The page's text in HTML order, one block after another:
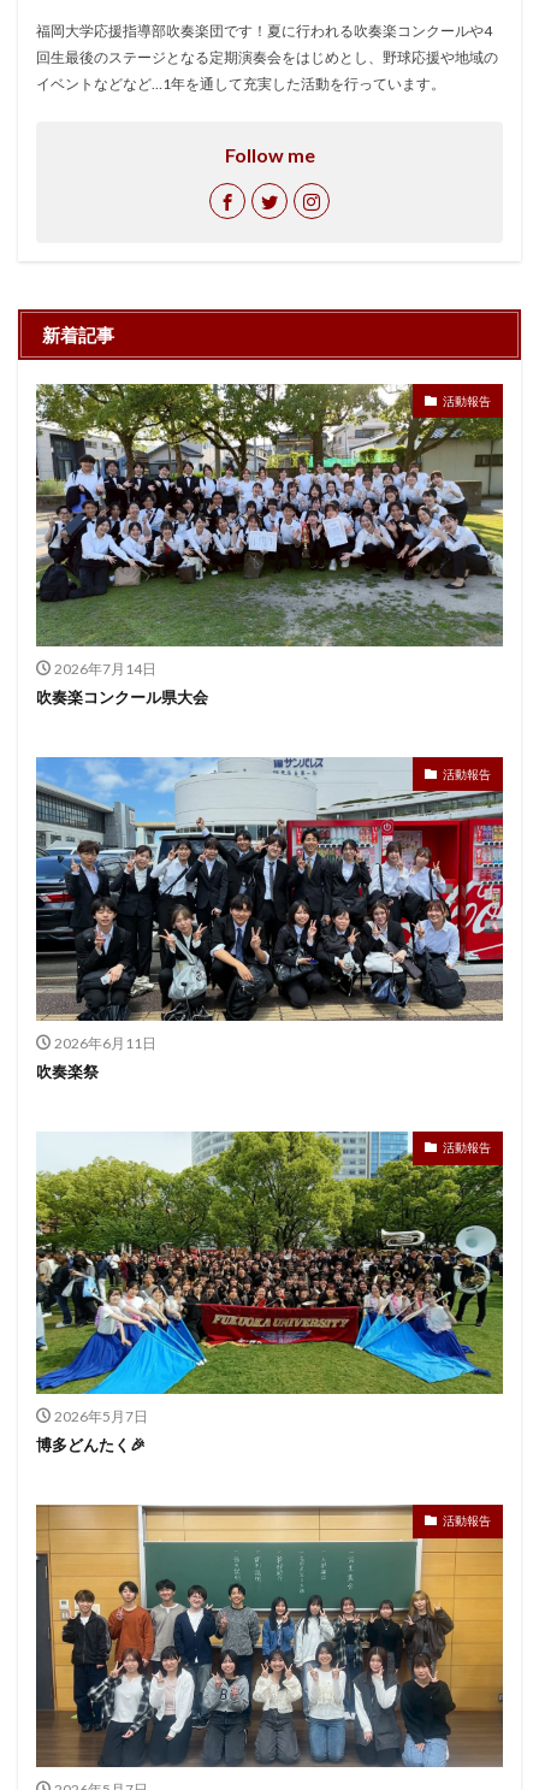
福岡大学応援指導部吹奏楽団です！夏に行われる吹奏楽コンクールや4
回生最後のステージとなる定期演奏会をはじめとし、野球応援や地域の
イベントなどなど…1年を通して充実した活動を行っています。
Follow me
新着記事
活動報告
2026年7月14日
吹奏楽コンクール県大会
活動報告
2026年6月11日
吹奏楽祭
活動報告
2026年5月7日
博多どんたく🎉
活動報告